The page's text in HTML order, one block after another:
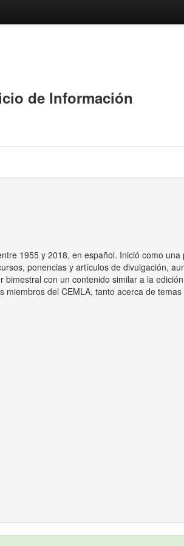
de Información
1955 y 2018, en español. Inició como
ponencias y artículos de divulgación,
con un contenido similar a la
del CEMLA, tanto acerca de